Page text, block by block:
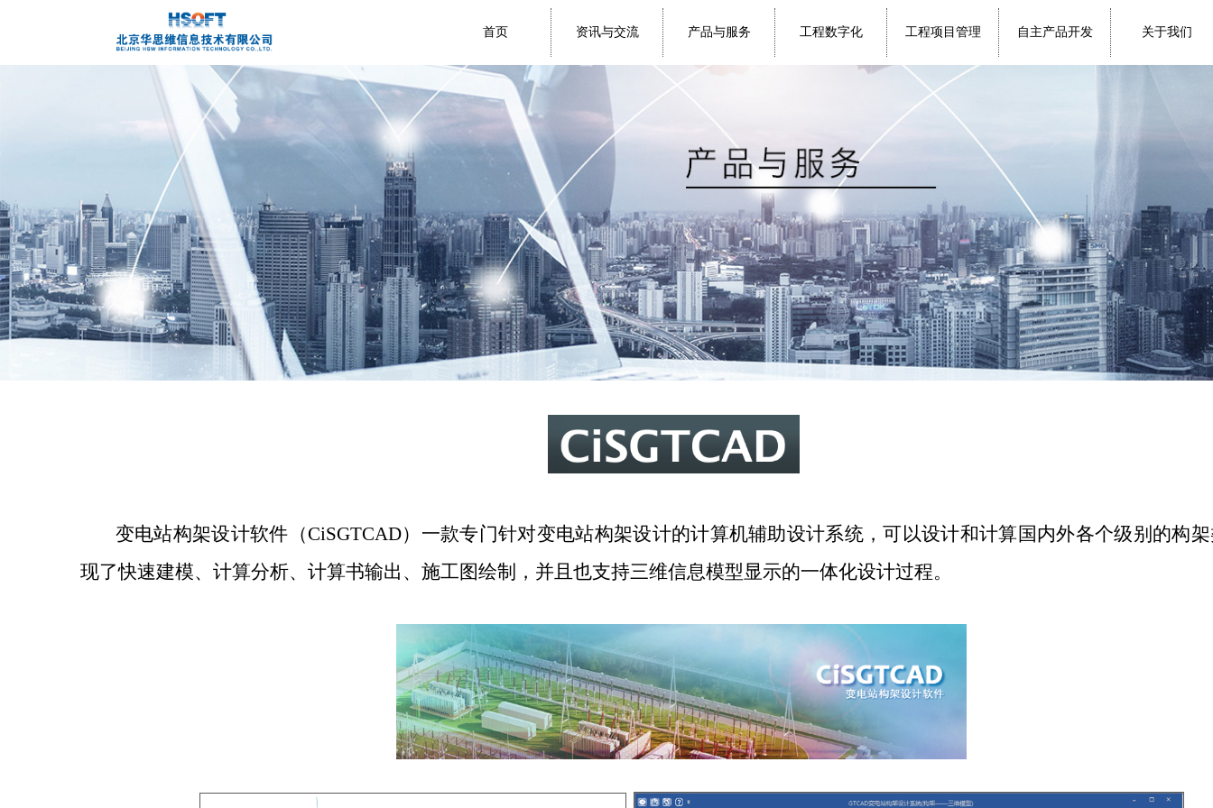
首页 资讯与交流 产品与服务 工程数字化 工程项目管理 自主产品开发 关于我们
变电站构架设计软件（CiSGTCAD）一款专门针对变电站构架设计的计算机辅助设计系统，可以设计和计算国内外各个级别的构
现了快速建模、计算分析、计算书输出、施工图绘制，并且也支持三维信息模型显示的一体化设计过程。